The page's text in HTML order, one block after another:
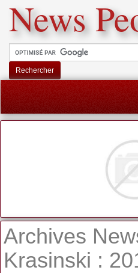
News
Rechercher
Archives
Krasinski :